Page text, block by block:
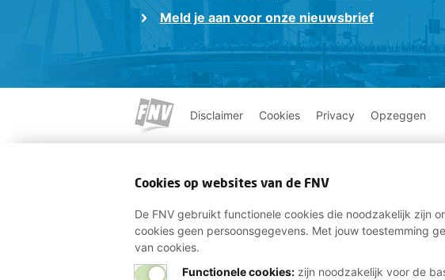
Meld je aan voor onze nieuwsbrief
Disclaimer Cookies Privacy Opzeggen
Cookies op websites van de FNV
De FNV gebruikt functionele cookies die noodzakelijk zijn
cookies geen persoonsgegevens. Met jouw toestemming
van cookies.
Functionele cookies:zijn noodzakelijk voor de